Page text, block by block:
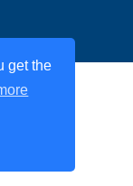
get the